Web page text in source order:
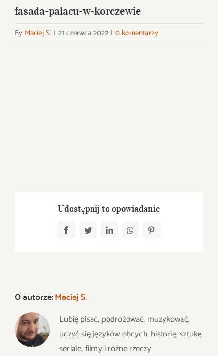
fasada-palacu-w-korczewie
By Maciej S. | 21 czerwca 2022 | 0 komentarzy
Udostępnij to opowiadanie
FacebookTwitterLinkedInWhatsAppPinterest
O autorze:Maciej S.
Lubię pisać, podróżować, muzykować,
uczyć się języków obcych, historię, sztukę,
seriale, filmy i różne rzeczy